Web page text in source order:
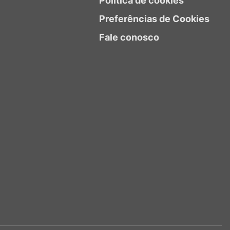
Preferências de Cookies
Fale conosco